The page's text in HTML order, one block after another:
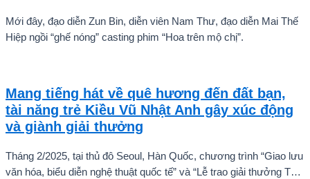
Mới đây, đạo diễn Zun Bin, diễn viên Nam Thư, đạo diễn Mai Thế
Hiệp ngồi “ghế nóng” casting phim “Hoa trên mộ chị”.
Mang tiếng hát về quê hương đến đất bạn,
tài năng trẻ Kiều Vũ Nhật Anh gây xúc động
và giành giải thưởng
Tháng 2/2025, tại thủ đô Seoul, Hàn Quốc, chương trình “Giao lưu
văn hóa, biểu diễn nghệ thuật quốc tế” và “Lễ trao giải thưởng Tài